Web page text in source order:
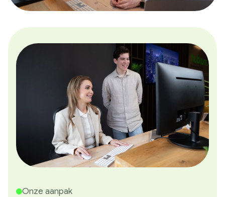
Data gedreven
Blogs
Onze aanpak